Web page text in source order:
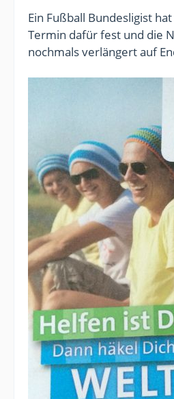
Ein Fußball Bundesligist
Termin dafür fest und die
nochmals verlängert auf